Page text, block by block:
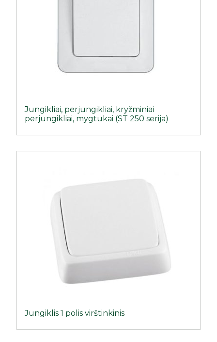
Jungikliai, perjungikliai, kryžminiai
perjungikliai, mygtukai (ST 250 serija)
Jungiklis 1 polis virštinkinis